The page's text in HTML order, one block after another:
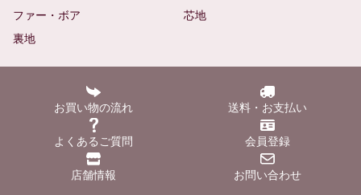
ファー・ボア
芯地
裏地
お買い物の流れ 送料・お支払い
よくあるご質問 会員登録
店舗情報 お問い合わせ